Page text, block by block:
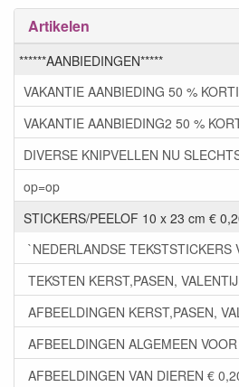
Artikelen
******AANBIEDINGEN*****
VAKANTIE AANBIEDING 50 %
VAKANTIE AANBIEDING2 50 %
DIVERSE KNIPVELLEN NU
op=op
STICKERS/PEELOF 10 x 23 cm €
`NEDERLANDSE TEKSTSTICKERS
TEKSTEN KERST,PASEN,
AFBEELDINGEN KERST,PASEN,
AFBEELDINGEN ALGEMEEN
AFBEELDINGEN VAN DIEREN €